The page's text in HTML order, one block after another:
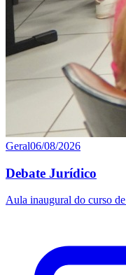
Geral06/08/2026
Debate Jurídico
Aula inaugural do curso